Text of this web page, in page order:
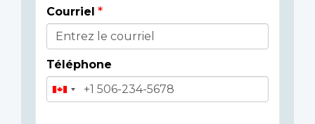
Courriel
Téléphone